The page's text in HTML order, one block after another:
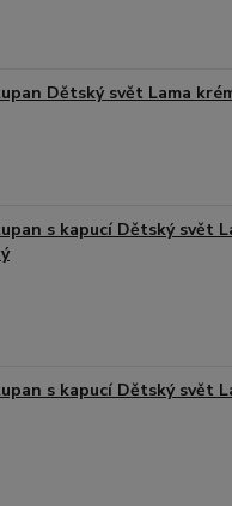
Dětský svět Lama
s kapucí Dětský svět
s kapucí Dětský svět